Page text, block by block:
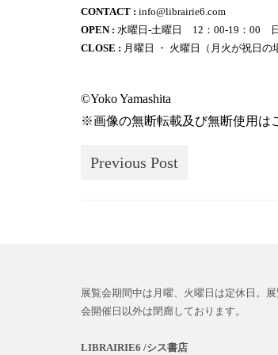
CONTACT : info@librairie6.com
OPEN : 水曜日-土曜日 12：00‐19：00
CLOSE : 月曜日 ・ 火曜日（月火が祝日の
©Yoko Yamashita
※画像の無断転載及び無断使用は
Previous Post
展覧会期間中は月曜、火曜日は定休日。展
会開催日以外は閉廊しております。
LIBRAIRIE6 /シス書店